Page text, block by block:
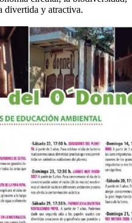
divertida y atractiva.